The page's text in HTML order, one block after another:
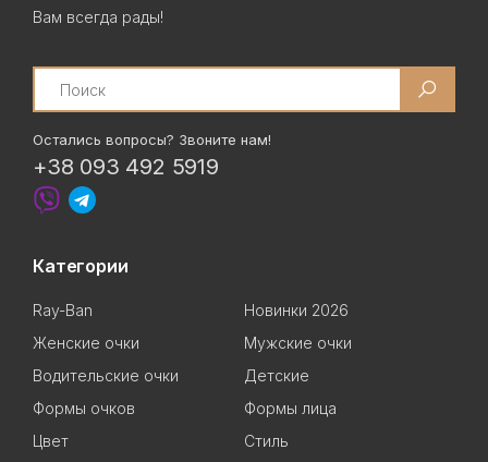
Вам всегда рады!
Search
Остались вопросы? Звоните нам!
+38 093 492 5919
Категории
Ray-Ban
Новинки 2026
Женские очки
Мужские очки
Водительские очки
Детские
Формы очков
Формы лица
Цвет
Стиль